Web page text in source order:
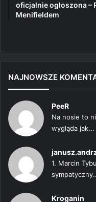
oficjalnie ogłoszona –
Menifieldem
NAJNOWSZE
PeeR
Na nosie to
wygląda jak...
1. Marcin
Kroganin